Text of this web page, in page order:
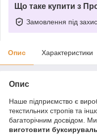
Що таке купити з
Замовлення під
Опис Характеристики
Опис
Наше підприємство є
текстильних стропів та
багаторічним досвідом. Ми
виготовити